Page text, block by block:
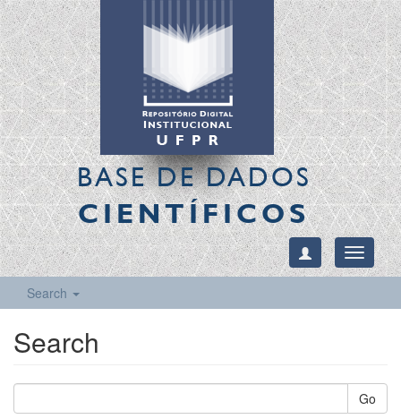
BASE DE DADOS
CIENTÍFICOS
Toggle
Search
Search
Go